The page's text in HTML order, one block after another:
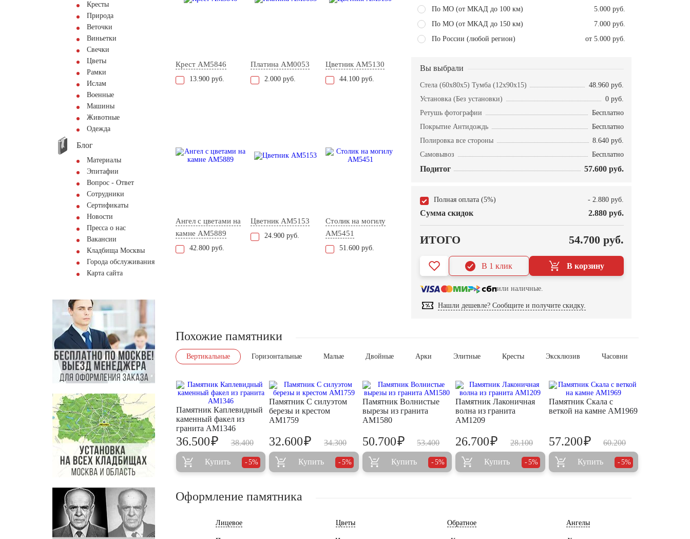
Кресты
Природа
Веточки
Виньетки
Свечки
Цветы
Рамки
Ислам
Военные
Машины
Животные
Одежда
Блог
Материалы
Эпитафии
Вопрос - Ответ
Сотрудники
Сертификаты
Новости
Пресса о нас
Вакансии
Кладбища Москвы
Города обслуживания
Карта сайта
Крест AM5846
13.900 руб.
Платина AM0053
2.000 руб.
Цветник AM5130
44.100 руб.
Ангел с цветами на
камне AM5889
42.800 руб.
Цветник AM5153
24.900 руб.
Столик на могилу
AM5451
51.600 руб.
По МО (от МКАД до 100 км)
5.000 руб.
По МО (от МКАД до 150 км)
7.000 руб.
По России (любой регион)
от 5.000 руб.
Вы выбрали
Стела (60x80x5) Тумба (12x90x15)
48.960 руб.
Установка (Без установки)
0 руб.
Ретушь фотографии
Бесплатно
Покрытие Антидождь
Бесплатно
Полировка все стороны
8.640 руб.
Самовывоз
Бесплатно
Подитог 57.600 руб.
Полная оплата (5%) - 2.880 руб.
Сумма скидок 2.880 руб.
ИТОГО 54.700 руб.
В корзину
В 1 клик
или наличные.
Нашли дешевле? Сообщите и получите скидку.
Похожие памятники
Вертикальные Горизонтальные Малые Двойные Арки Элитные Кресты Эксклюзив Часовни
Памятник Каплевидный
каменный факел из
гранита AM1346
38.400
36.500₽
Купить 5%
Памятник С силуэтом
березы и крестом
AM1759
34.300
32.600₽
Купить 5%
Памятник Волнистые
вырезы из гранита
AM1580
53.400
50.700₽
Купить 5%
Памятник Лаконичная
волна из гранита
AM1209
28.100
26.700₽
Купить 5%
Памятник Скала с
веткой на камне AM1969
60.200
57.200₽
Купить 5%
Оформление памятника
Лицевое Цветы Обратное Ангелы